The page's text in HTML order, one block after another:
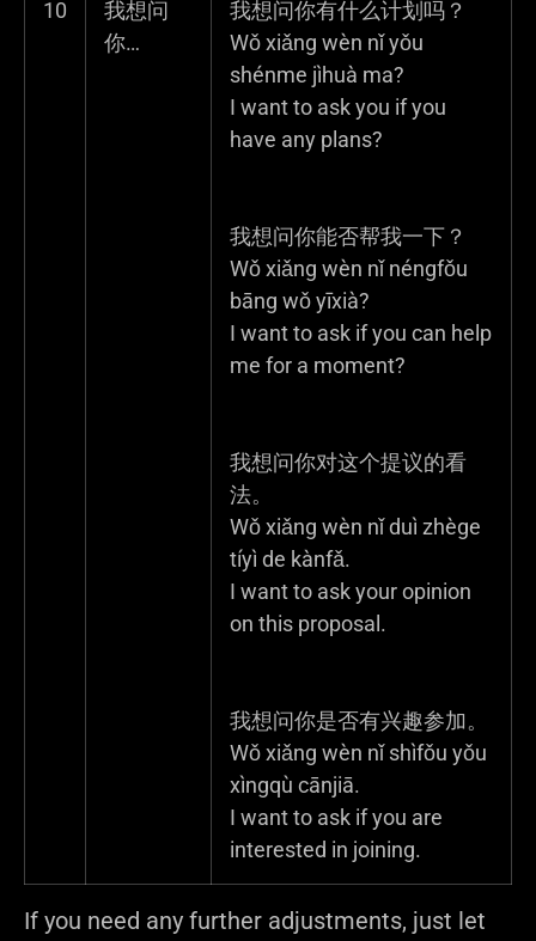
10
我想问
你…
我想问你有什么计划吗？
Wǒ xiǎng wèn nǐ yǒu
shénme jìhuà ma?
I want to ask you if you
have any plans?
我想问你能否帮我一下？
Wǒ xiǎng wèn nǐ néngfǒu
bāng wǒ yīxià?
I want to ask if you can help
me for a moment?
我想问你对这个提议的看
法。
Wǒ xiǎng wèn nǐ duì zhège
tíyì de kànfǎ.
I want to ask your opinion
on this proposal.
我想问你是否有兴趣参加。
Wǒ xiǎng wèn nǐ shìfǒu yǒu
xìngqù cānjiā.
I want to ask if you are
interested in joining.
If you need any further adjustments, just let